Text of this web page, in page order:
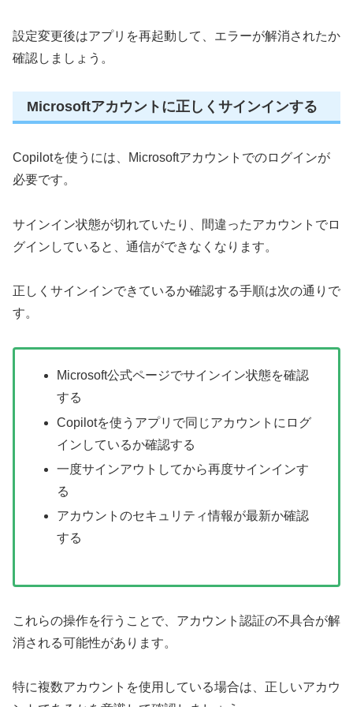
設定変更後はアプリを再起動して、エラーが解消されたか
確認しましょう。
Microsoftアカウントに正しくサインインする
Copilotを使うには、Microsoftアカウントでのログインが
必要です。
サインイン状態が切れていたり、間違ったアカウントでロ
グインしていると、通信ができなくなります。
正しくサインインできているか確認する手順は次の通りで
す。
Microsoft公式ページでサインイン状態を確認
する
Copilotを使うアプリで同じアカウントにログ
インしているか確認する
一度サインアウトしてから再度サインインす
る
アカウントのセキュリティ情報が最新か確認
する
これらの操作を行うことで、アカウント認証の不具合が解
消される可能性があります。
特に複数アカウントを使用している場合は、正しいアカウ